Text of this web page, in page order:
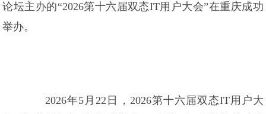
论坛主办的“2026第十六届双态IT用户大会”在重庆成功
举办。
2026年5月22日，2026第十六届双态IT用户大